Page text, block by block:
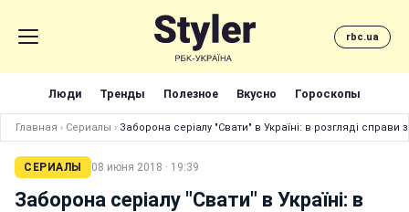
rbc.ua
Люди Тренды Полезное Вкусно Гороскопы
Главная › Сериалы › Заборона серіалу "Свати" в Україні: в розгляді справи
СЕРИАЛЫ 08 июня 2018 · 19:39
Заборона серіалу "Свати" в Україні: в